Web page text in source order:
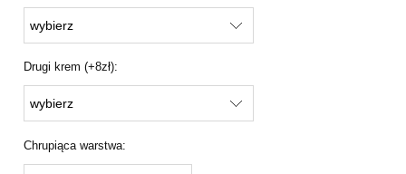
Drugi krem (+8zł):
Chrupiąca warstwa: